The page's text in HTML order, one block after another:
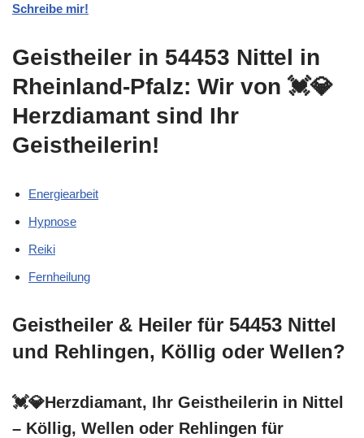
Schreibe mir!
Geistheiler in 54453 Nittel in
Rheinland-Pfalz: Wir von 💓️💎
Herzdiamant sind Ihr
Geistheilerin!
Energiearbeit
Hypnose
Reiki
Fernheilung
Geistheiler & Heiler für 54453 Nittel
und Rehlingen, Köllig oder Wellen?
💓️💎Herzdiamant, Ihr Geistheilerin in Nittel
– Köllig, Wellen oder Rehlingen für